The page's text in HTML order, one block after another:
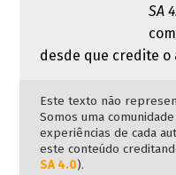
SA
desde que credite
Este texto não
Somos uma
experiências de cada
este conteúdo
SA 4.0).